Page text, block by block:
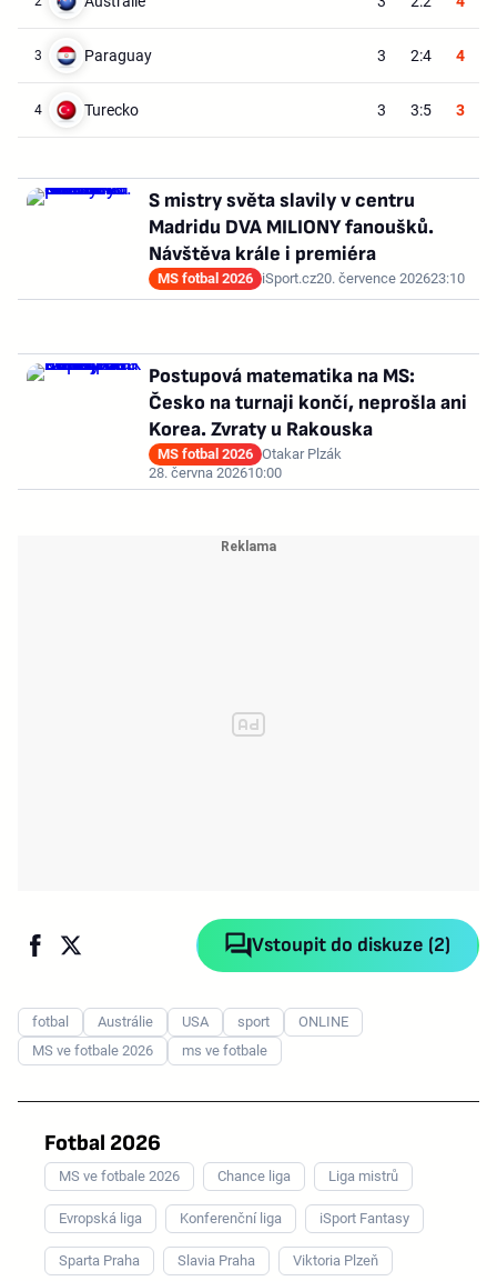
3 Paraguay 3 2:4 4
4 Turecko 3 3:5 3
S mistry světa slavily v centru
Madridu DVA MILIONY fanoušků.
Návštěva krále i premiéra
MS fotbal 2026 iSport.cz20. července 202623:10
Postupová matematika na MS:
Česko na turnaji končí, neprošla ani
Korea. Zvraty u Rakouska
MS fotbal 2026 Otakar Plzák
28. června 202610:00
Vstoupit do diskuze (2)
fotbal Austrálie USA sport
ONLINE
MS ve fotbale 2026
ms ve fotbale
Fotbal 2026
MS ve fotbale 2026 Chance liga Liga mistrů
Evropská liga Konferenční liga iSport Fantasy
Sparta Praha Slavia Praha Viktoria Plzeň